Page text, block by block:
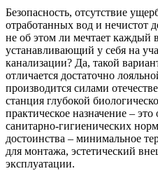
Безопасность, отсутствие
отработанных вод и нечистот
не об этом ли мечтает каждый
устанавливающий у себя на
канализации? Да, такой
отличается достаточно
производится силами
станция глубокой
практическое назначение –
санитарно-гигиенических
достоинства – минимальное
для монтажа, эстетический
эксплуатации.